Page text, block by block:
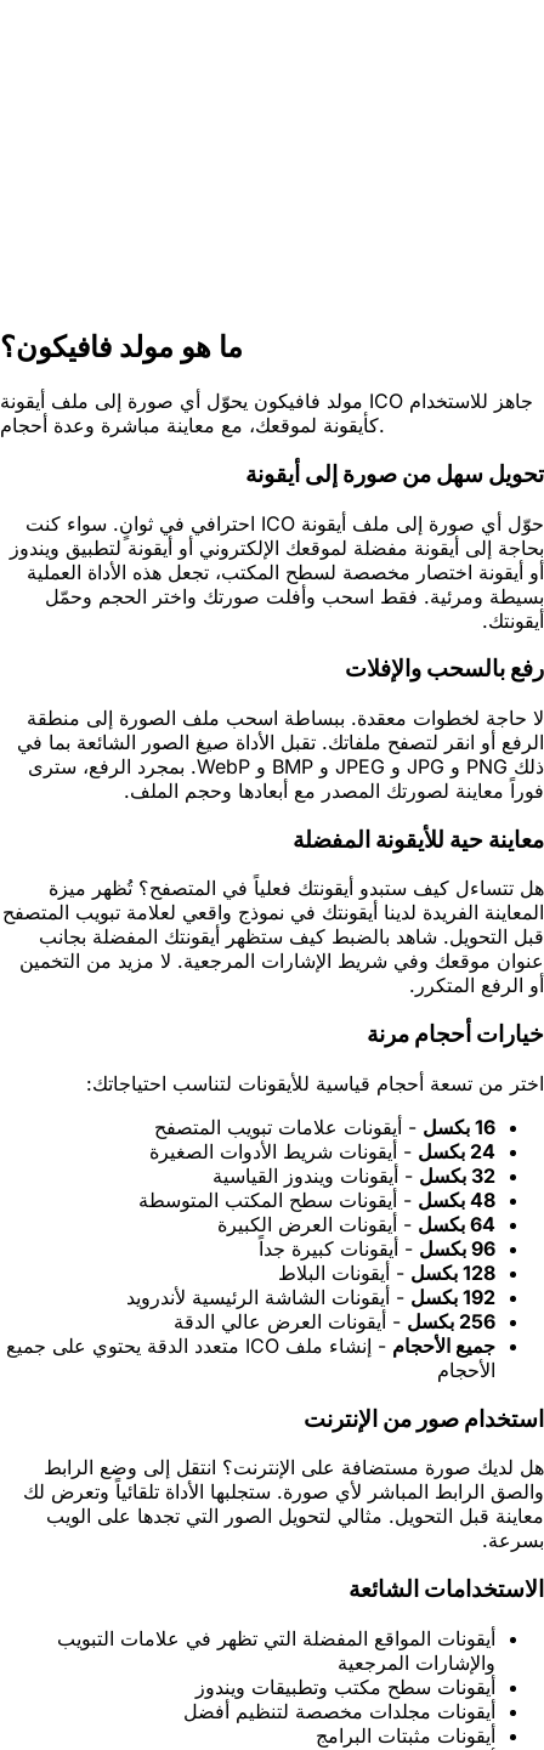
ما هو مولد فافيكون؟
مولد فافيكون يحوّل أي صورة إلى ملف أيقونة ICO جاهز للاستخدام
كأيقونة لموقعك، مع معاينة مباشرة وعدة أحجام.
تحويل سهل من صورة إلى أيقونة
حوّل أي صورة إلى ملف أيقونة ICO احترافي في ثوانٍ. سواء كنت
بحاجة إلى أيقونة مفضلة لموقعك الإلكتروني أو أيقونة لتطبيق ويندوز
أو أيقونة اختصار مخصصة لسطح المكتب، تجعل هذه الأداة العملية
بسيطة ومرئية. فقط اسحب وأفلت صورتك واختر الحجم وحمّل
أيقونتك.
رفع بالسحب والإفلات
لا حاجة لخطوات معقدة. ببساطة اسحب ملف الصورة إلى منطقة
الرفع أو انقر لتصفح ملفاتك. تقبل الأداة صيغ الصور الشائعة بما في
ذلك PNG و JPG و JPEG و BMP و WebP. بمجرد الرفع، سترى
فوراً معاينة لصورتك المصدر مع أبعادها وحجم الملف.
معاينة حية للأيقونة المفضلة
هل تتساءل كيف ستبدو أيقونتك فعلياً في المتصفح؟ تُظهر ميزة
المعاينة الفريدة لدينا أيقونتك في نموذج واقعي لعلامة تبويب المتصفح
قبل التحويل. شاهد بالضبط كيف ستظهر أيقونتك المفضلة بجانب
عنوان موقعك وفي شريط الإشارات المرجعية. لا مزيد من التخمين
أو الرفع المتكرر.
خيارات أحجام مرنة
اختر من تسعة أحجام قياسية للأيقونات لتناسب احتياجاتك:
16 بكسل
- أيقونات علامات تبويب المتصفح
24 بكسل
- أيقونات شريط الأدوات الصغيرة
32 بكسل
- أيقونات ويندوز القياسية
48 بكسل
- أيقونات سطح المكتب المتوسطة
64 بكسل
- أيقونات العرض الكبيرة
96 بكسل
- أيقونات كبيرة جداً
128 بكسل
- أيقونات البلاط
192 بكسل
- أيقونات الشاشة الرئيسية لأندرويد
256 بكسل
- أيقونات العرض عالي الدقة
جميع الأحجام
- إنشاء ملف ICO متعدد الدقة يحتوي على جميع
الأحجام
استخدام صور من الإنترنت
هل لديك صورة مستضافة على الإنترنت؟ انتقل إلى وضع الرابط
والصق الرابط المباشر لأي صورة. ستجلبها الأداة تلقائياً وتعرض لك
معاينة قبل التحويل. مثالي لتحويل الصور التي تجدها على الويب
بسرعة.
الاستخدامات الشائعة
أيقونات المواقع المفضلة التي تظهر في علامات التبويب
والإشارات المرجعية
أيقونات سطح مكتب وتطبيقات ويندوز
أيقونات مجلدات مخصصة لتنظيم أفضل
أيقونات مثبتات البرامج